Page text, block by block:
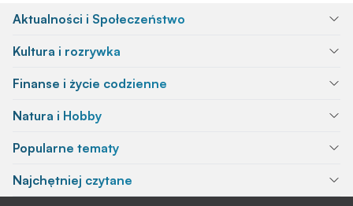
Aktualności i Społeczeństwo
Kultura i rozrywka
Finanse i życie codzienne
Natura i Hobby
Popularne tematy
Najchętniej czytane